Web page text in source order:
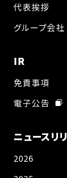
代表挨拶
グループ会社
IR
免責事項
電子公告
ニュースリ
2026